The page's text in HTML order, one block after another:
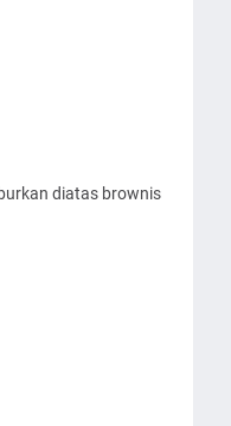
diatas brownis